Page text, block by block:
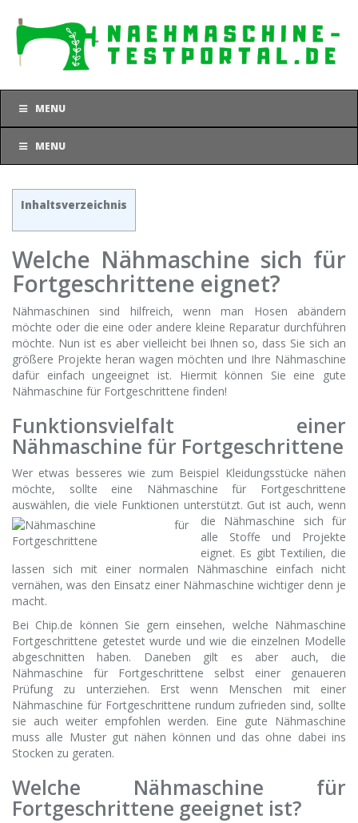
main
content
MENU
MENU
Inhaltsverzeichnis
Welche Nähmaschine sich für
Fortgeschrittene eignet?
Nähmaschinen sind hilfreich, wenn man Hosen abändern
möchte oder die eine oder andere kleine Reparatur durchführen
möchte. Nun ist es aber vielleicht bei Ihnen so, dass Sie sich an
größere Projekte heran wagen möchten und Ihre Nähmaschine
dafür einfach ungeeignet ist. Hiermit können Sie eine gute
Nähmaschine für Fortgeschrittene finden!
Funktionsvielfalt einer
Nähmaschine für Fortgeschrittene
Wer etwas besseres wie zum Beispiel Kleidungsstücke nähen
möchte, sollte eine Nähmaschine für Fortgeschrittene
auswählen, die viele Funktionen unterstützt. Gut ist auch, wenn
die Nähmaschine sich für
alle Stoffe und Projekte
eignet. Es gibt Textilien, die
lassen sich mit einer normalen Nähmaschine einfach nicht
vernähen, was den Einsatz einer Nähmaschine wichtiger denn je
macht.
Bei Chip.de können Sie gern einsehen, welche Nähmaschine
Fortgeschrittene getestet wurde und wie die einzelnen Modelle
abgeschnitten haben. Daneben gilt es aber auch, die
Nähmaschine für Fortgeschrittene selbst einer genaueren
Prüfung zu unterziehen. Erst wenn Menschen mit einer
Nähmaschine für Fortgeschrittene rundum zufrieden sind, sollte
sie auch weiter empfohlen werden. Eine gute Nähmaschine
muss alle Muster gut nähen können und das ohne dabei ins
Stocken zu geraten.
Welche Nähmaschine für
Fortgeschrittene geeignet ist?